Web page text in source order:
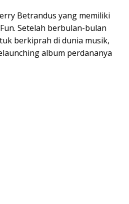
Betrandus yang memiliki
Setelah berbulan-bulan
berkiprah di dunia musik,
album perdananya